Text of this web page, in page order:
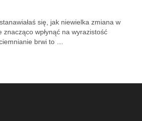
się, jak niewielka zmiana w
znacząco wpłynąć na wyrazistość
brwi to …